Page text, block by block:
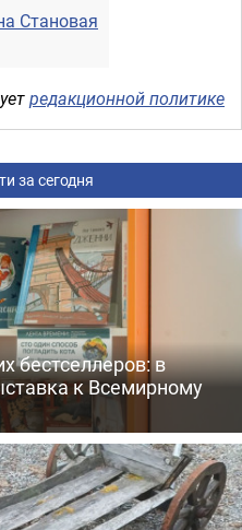
Становая
редакционной политике
за сегодня
бестселлеров: в
к Всемирному